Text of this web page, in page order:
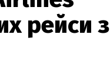
рейси з